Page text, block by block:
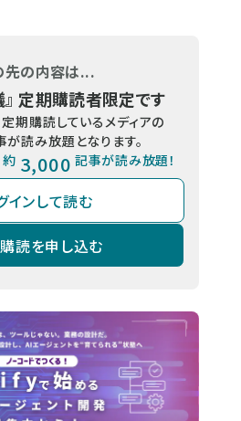
先の内容は...
』 定期購読者限定です
定期購読しているメディアの
読み放題となります。
約 3,000 記事が読み放題！
インして読む
読を申し込む